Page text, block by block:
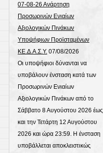
07-08-26 Ανάρτηση
Προσωρινών Ενιαίων
Αξιολογικών Πινάκων
Υποψήφιων Προϊσταμένων
ΚΕ.Δ.Α.Σ.Υ. 07/08/2026
Οι υποψήφιοι δύνανται να
υποβάλουν ένσταση κατά των
Προσωρινών Ενιαίων
Αξιολογικών Πινάκων από το
Σάββατο 8 Αυγούστου 2026 έως
και την Τετάρτη 12 Αυγούστου
2026 και ώρα 23:59. Η ένσταση
υποβάλλεται αποκλειστικώς